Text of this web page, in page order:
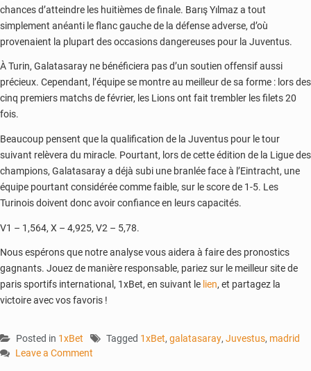
chances d’atteindre les huitièmes de finale. Barış Yılmaz a tout
simplement anéanti le flanc gauche de la défense adverse, d’où
provenaient la plupart des occasions dangereuses pour la Juventus.
À Turin, Galatasaray ne bénéficiera pas d’un soutien offensif aussi
précieux. Cependant, l’équipe se montre au meilleur de sa forme : lors des
cinq premiers matchs de février, les Lions ont fait trembler les filets 20
fois.
Beaucoup pensent que la qualification de la Juventus pour le tour
suivant relèvera du miracle. Pourtant, lors de cette édition de la Ligue des
champions, Galatasaray a déjà subi une branlée face à l’Eintracht, une
équipe pourtant considérée comme faible, sur le score de 1-5. Les
Turinois doivent donc avoir confiance en leurs capacités.
V1 – 1,564, X – 4,925, V2 – 5,78.
Nous espérons que notre analyse vous aidera à faire des pronostics
gagnants. Jouez de manière responsable, pariez sur le meilleur site de
paris sportifs international, 1xBet, en suivant le lien, et partagez la
victoire avec vos favoris !
Posted in 1xBet Tagged 1xBet, galatasaray, Juvestus, madrid
Leave a Comment